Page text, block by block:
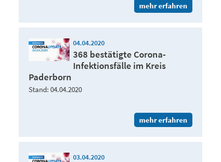
mehr erfahren
04.04.2020
368 bestätigte Corona-
Infektionsfälle im Kreis
Paderborn
Stand: 04.04.2020
mehr erfahren
03.04.2020